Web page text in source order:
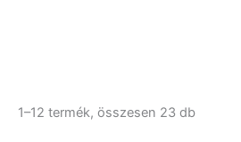
1–12 termék, összesen 23 db